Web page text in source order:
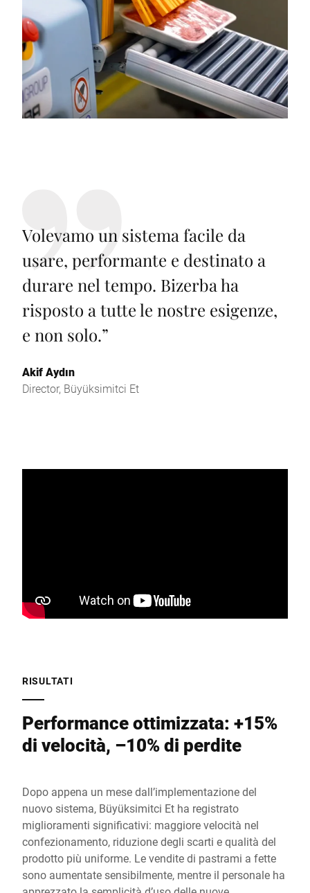
Volevamo un sistema facile da
usare, performante e destinato a
durare nel tempo. Bizerba ha
risposto a tutte le nostre esigenze,
e non solo.”
Akif Aydın
Director, Büyüksimitci Et
RISULTATI
Performance ottimizzata: +15%
di velocità, –10% di perdite
Dopo appena un mese dall’implementazione del
nuovo sistema, Büyüksimitci Et ha registrato
miglioramenti significativi: maggiore velocità nel
confezionamento, riduzione degli scarti e qualità del
prodotto più uniforme. Le vendite di pastrami a fette
sono aumentate sensibilmente, mentre il personale ha